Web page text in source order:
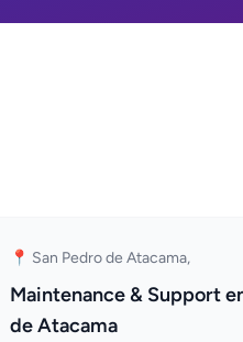
📍 San Pedro de Atacama,
Maintenance & Support
de Atacama